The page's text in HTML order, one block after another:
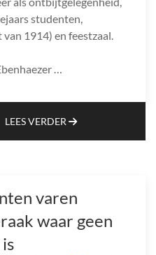
studenten,
1914) en feestzaal.
…
LEES VERDER
varen
waar geen